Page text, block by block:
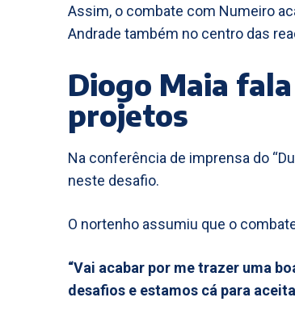
Assim, o combate com Numeiro
Andrade também no centro das
Diogo Maia
projetos
Na conferência de imprensa do
neste desafio.
O nortenho assumiu que o
“Vai acabar por me trazer uma
desafios e estamos cá para